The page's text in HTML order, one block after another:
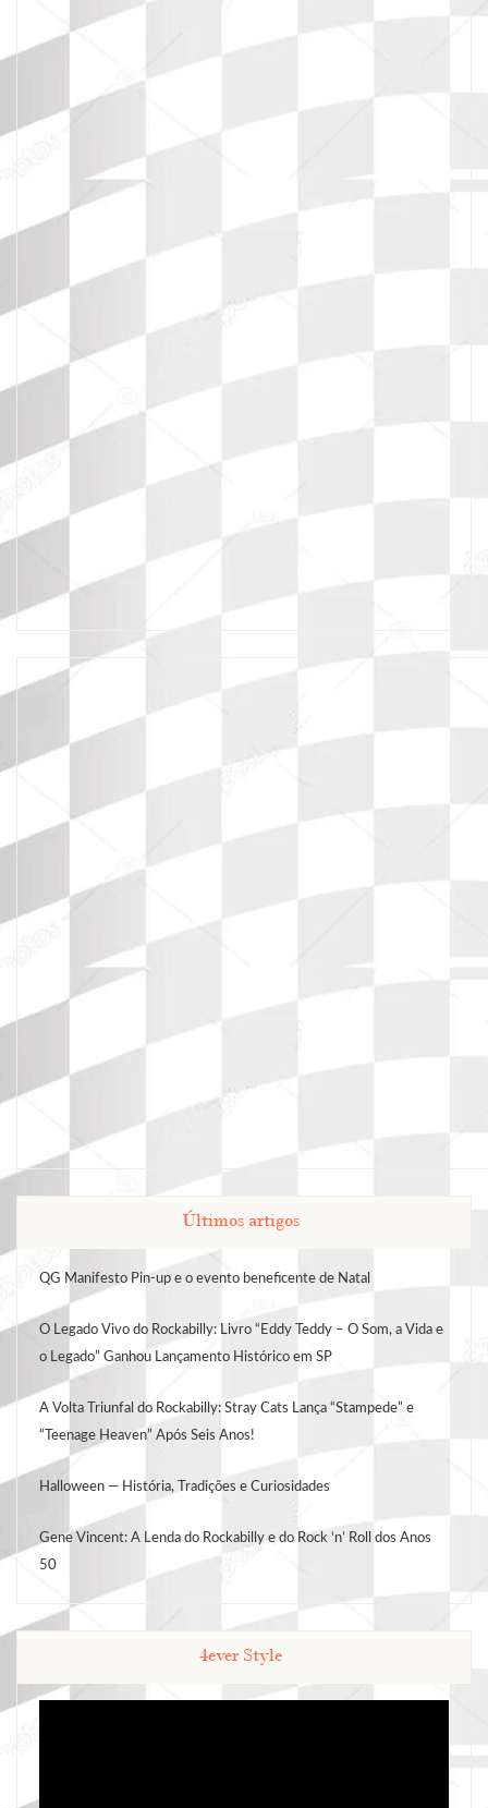
Últimos artigos
QG Manifesto Pin-up e o evento beneficente de Natal
O Legado Vivo do Rockabilly: Livro “Eddy Teddy – O Som, a Vida e
o Legado” Ganhou Lançamento Histórico em SP
A Volta Triunfal do Rockabilly: Stray Cats Lança “Stampede” e
“Teenage Heaven” Após Seis Anos!
Halloween — História, Tradições e Curiosidades
Gene Vincent: A Lenda do Rockabilly e do Rock ‘n’ Roll dos Anos
50
4ever Style